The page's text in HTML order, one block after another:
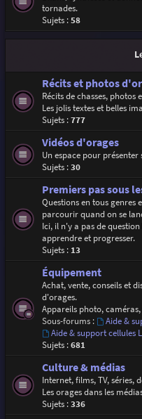
tornades.
Sujets :58
Récits et photos
Récits de chasses, photos
Les jolis textes et belles
Sujets :777
Vidéos d'orages
Un espace pour présenter
Sujets :30
Premiers pas sous
Questions en tous genres
parcourir quand on se
Ici, il n'y a pas de
apprendre et progresser.
Sujets : 13
Équipement
Achat, vente, conseils et
d'orages.
Appareils photo,
Sous-forums :
Aide &
Aide & support cellules
Sujets :681
Culture & médias
Internet, films, TV, séries,
Les orages dans les
Sujets :336